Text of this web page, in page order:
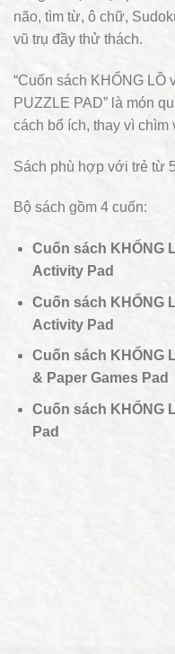
não, tìm từ, ô chữ,
vũ trụ đầy thử thách.
“Cuốn sách KHỔNG LỒ
PUZZLE PAD” là món
cách bổ ích, thay vì chìm
Sách phù hợp với trẻ từ
Bộ sách gồm 4 cuốn:
Cuốn sách KHỔNG
Activity Pad
Cuốn sách KHỔNG
Activity Pad
Cuốn sách KHỔNG
& Paper Games Pad
Cuốn sách KHỔNG
Pad